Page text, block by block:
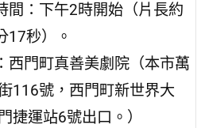
間：下午2時開始（片長約
17秒）。
西門町真善美劇院（本市萬
116號，西門町新世界大
捷運站6號出口。）